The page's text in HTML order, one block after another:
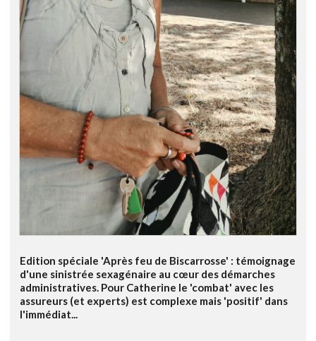
Edition spéciale 'Après feu de Biscarrosse' : témoignage
d'une sinistrée sexagénaire au cœur des démarches
administratives. Pour Catherine le 'combat' avec les
assureurs (et experts) est complexe mais 'positif' dans
l'immédiat...